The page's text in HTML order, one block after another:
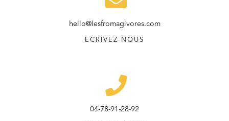
hello@lesfromagivores.com
ECRIVEZ-NOUS
04-78-91-28-92